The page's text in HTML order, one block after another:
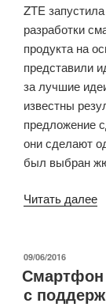
ZTE запустила
разработки
продукта на
представили
за лучшие
известны
предложение
они сделают
был выбран
Читать далее
ОПУБЛИКОВАНО
09/06/2016
Смартфон
с